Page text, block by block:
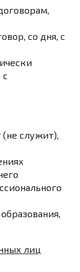
со дня, с
(не служит),
лиц